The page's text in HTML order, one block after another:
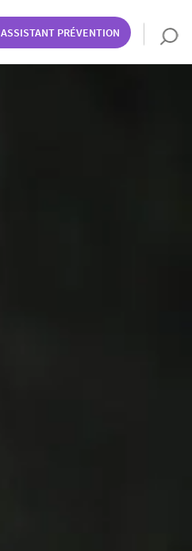
ASSISTANT PRÉVENTION